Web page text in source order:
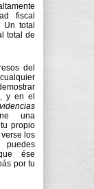
fiscal
Un total
total de
del
y en el
una
propio
los
ése
por tu